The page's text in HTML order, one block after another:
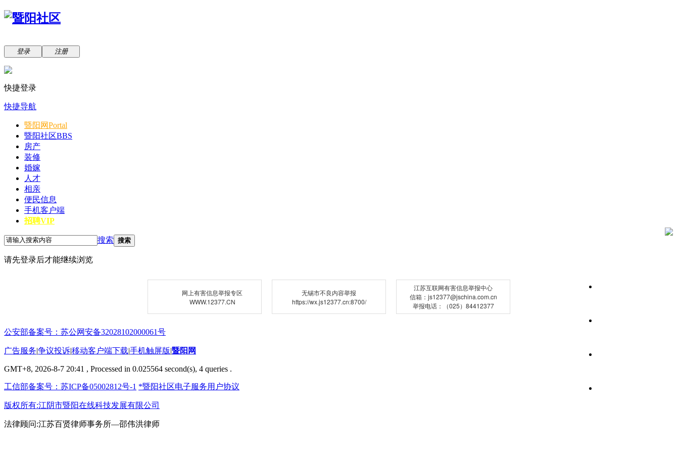
登录 注册
快捷登录
快捷导航
暨阳网Portal
暨阳社区BBS
房产
装修
婚嫁
人才
相亲
便民信息
手机客户端
招聘VIP
搜索 搜索
请先登录后才能继续浏览
网上有害信息举报专区
WWW.12377.CN
无锡市不良内容举报
https://wx.js12377.cn:8700/
江苏互联网有害信息举报中心
信箱：js12377@jschina.com.cn
举报电话：（025）84412377
公安部备案号：苏公网安备32028102000061号
广告服务|争议投诉|移动客户端下载|手机触屏版|暨阳网
GMT+8, 2026-8-7 20:41 , Processed in 0.025564 second(s), 4 queries .
工信部备案号：苏ICP备05002812号-1 *暨阳社区电子服务用户协议
版权所有:江阴市暨阳在线科技发展有限公司
法律顾问:江苏百贤律师事务所—邵伟洪律师